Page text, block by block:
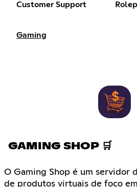
Customer Support
Gaming
GAMING SHOP 🛒
O Gaming Shop é um servidor
de produtos virtuais de foco